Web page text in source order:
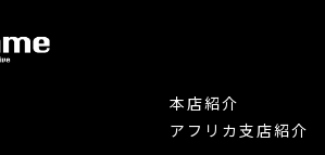
本店紹介
アフリカ支店紹介